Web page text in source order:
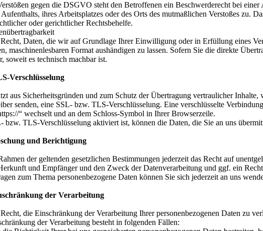
gegen die DSGVO steht den Betroffenen ein Beschwerderecht bei
ihres Arbeitsplatzes oder des Orts des mutmaßlichen Verstoßes zu.
oder gerichtlicher Rechtsbehelfe.
Recht, Daten, die wir auf Grundlage Ihrer Einwilligung oder in Erfüllung eines
maschinenlesbaren Format aushändigen zu lassen. Sofern Sie die direkte
soweit es technisch machbar ist.
Verschlüsselung
aus Sicherheitsgründen und zum Schutz der Übertragung vertraulicher
senden, eine SSL- bzw. TLS-Verschlüsselung. Eine verschlüsselte
“ wechselt und an dem Schloss-Symbol in Ihrer Browserzeile.
bzw. TLS-Verschlüsselung aktiviert ist, können die Daten, die Sie an uns
und Berichtigung
der geltenden gesetzlichen Bestimmungen jederzeit das Recht auf
und Empfänger und den Zweck der Datenverarbeitung und ggf. ein
zum Thema personenbezogene Daten können Sie sich jederzeit an uns
der Verarbeitung
Recht, die Einschränkung der Verarbeitung Ihrer personenbezogenen Daten zu
der Verarbeitung besteht in folgenden Fällen: